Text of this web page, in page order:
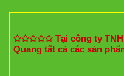
✩✩✩✩✩ Tại công ty
Quang tất cả các sản